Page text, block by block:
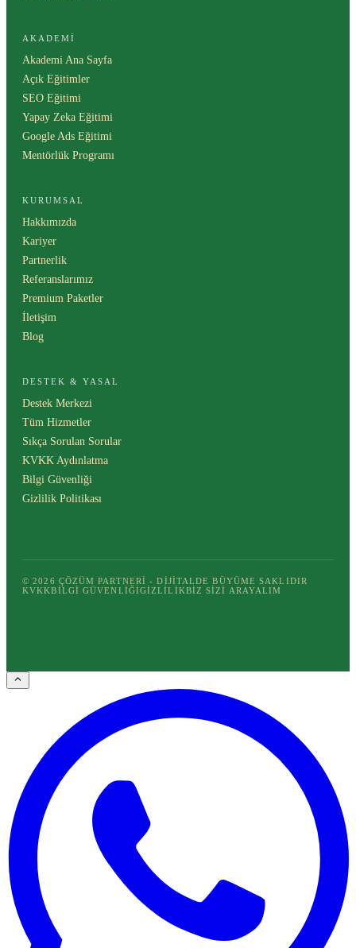
AKADEMI
Akademi Ana Sayfa
Açık Eğitimler
SEO Eğitimi
Yapay Zeka Eğitimi
Google Ads Eğitimi
Mentörlük Programı
KURUMSAL
Hakkımızda
Kariyer
Partnerlik
Referanslarımız
Premium Paketler
İletişim
Blog
DESTEK & YASAL
Destek Merkezi
Tüm Hizmetler
Sıkça Sorulan Sorular
KVKK Aydınlatma
Bilgi Güvenliği
Gizlilik Politikası
© 2026 ÇÖZÜM PARTNERI - DIJITALDE BÜYÜME SAKLIDIR
KVKKBILGI GÜVENLIĞIGIZLILIKBIZ SIZI ARAYALIM